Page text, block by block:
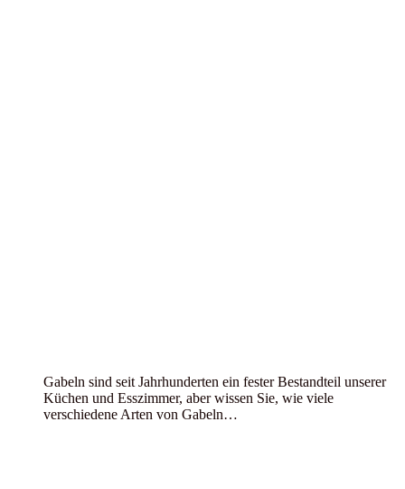
Gabeln sind seit Jahrhunderten ein fester Bestandteil unserer
Küchen und Esszimmer, aber wissen Sie, wie viele
verschiedene Arten von Gabeln…